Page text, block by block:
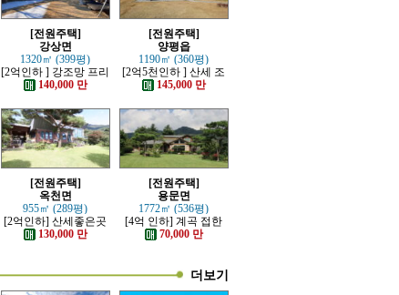
[전원주택]
강상면
1320㎡ (399평)
[2억인하 ] 강조망 프리
미엄 고급전원주택
140,000 만
[전원주택]
양평읍
1190㎡ (360평)
[2억5천인하 ] 산세 조
망 좋은 럭셔리 고급 전
145,000 만
[전원주택]
옥천면
955㎡ (289평)
[2억인하] 산세좋은곳
전망좋은 고급전원주
130,000 만
[전원주택]
용문면
1772㎡ (536평)
[4억 인하] 계곡 접한
터 넓은 전원주택
70,000 만
더보기